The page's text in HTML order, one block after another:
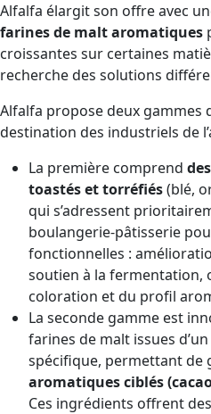
Alfalfa élargit son offre avec
farines de malt aromatiques
croissantes sur certaines
recherche des solutions
Alfalfa propose deux gammes
destination des industriels de
La première comprend
toastés et torréfiés(blé,
qui s’adressent
boulangerie-pâtisserie
fonctionnelles :
soutien à la fermentation,
coloration et du profil
La seconde gamme est
farines de malt issues
spécifique, permettant de
aromatiques ciblés
Ces ingrédients offrent